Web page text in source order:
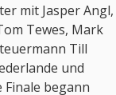
mit Jasper Angl,
Tewes, Mark
Till
und
begann